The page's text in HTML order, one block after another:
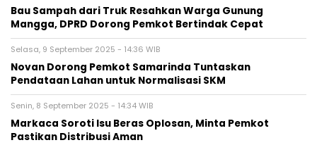
Bau Sampah dari Truk Resahkan Warga Gunung
Mangga, DPRD Dorong Pemkot Bertindak Cepat
Selasa, 9 September 2025 - 14:36 WIB
Novan Dorong Pemkot Samarinda Tuntaskan
Pendataan Lahan untuk Normalisasi SKM
Senin, 8 September 2025 - 14:34 WIB
Markaca Soroti Isu Beras Oplosan, Minta Pemkot
Pastikan Distribusi Aman